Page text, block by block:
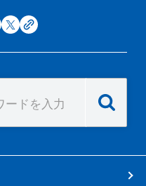
facebook
x copy